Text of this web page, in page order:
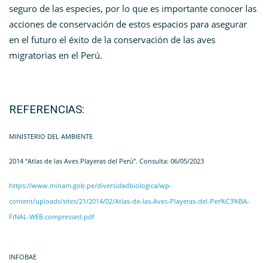
seguro de las especies, por lo que es importante conocer las
acciones de conservación de estos espacios para asegurar
en el futuro el éxito de la conservación de las aves
migratorias en el Perú.
REFERENCIAS:
MINISTERIO DEL AMBIENTE
2014 “Atlas de las Aves Playeras del Perú”. Consulta: 06/05/2023
https://www.minam.gob.pe/diversidadbiologica/wp-
content/uploads/sites/21/2014/02/Atlas-de-las-Aves-Playeras-del-Per%C3%BA-
FINAL-WEB.compressed.pdf
INFOBAE